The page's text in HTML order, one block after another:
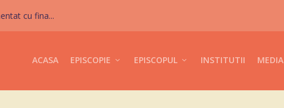
cu fina...
ACASA EPISCOPIE EPISCOPUL INSTITUTII MEDIA